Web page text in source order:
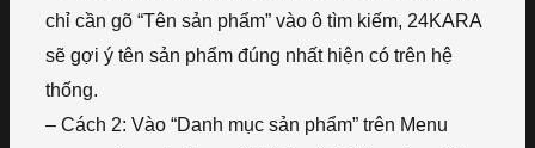
chỉ cần gõ “Tên sản phẩm” vào ô tìm kiếm, 24KARA
sẽ gợi ý tên sản phẩm đúng nhất hiện có trên hệ
thống.
– Cách 2: Vào “Danh mục sản phẩm” trên Menu